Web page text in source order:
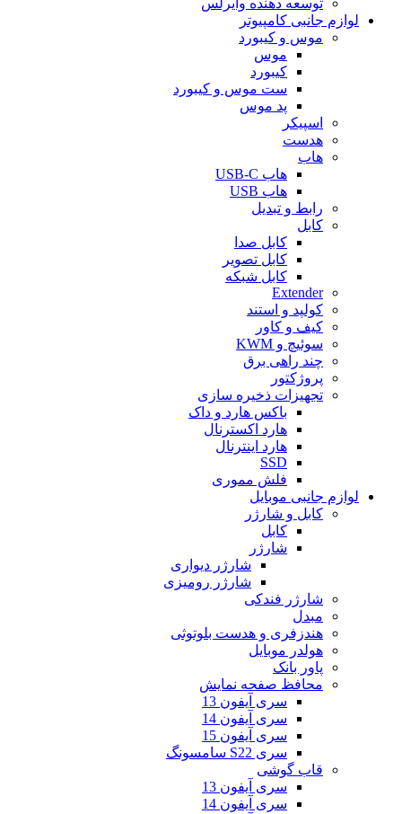
لوازم جانبی کامپیوتر
موس و کیبورد
موس
کیبورد
ست موس و کیبورد
پد موس
اسپیکر
هدست
هاب
هاب USB-C
هاب USB
رابط و تبدیل
کابل
کابل صدا
کابل تصویر
کابل شبکه
Extender
کولپد و استند
کیف و کاور
سوئیچ و KWM
چند راهی برق
پروژکتور
تجهیزات ذخیره سازی
باکس هارد و داک
هارد اکسترنال
هارد اینترنال
SSD
فلش مموری
لوازم جانبی موبایل
کابل و شارژر
کابل
شارژر
شارژر دیواری
شارژر رومیزی
شارژر فندکی
مبدل
هندزفری و هدست بلوتوثی
هولدر موبایل
پاور بانک
محافظ صفحه نمایش
سری آیفون 13
سری آیفون 14
سری آیفون 15
سری S22 سامسونگ
قاب گوشی
سری آیفون 13
سری آیفون 14